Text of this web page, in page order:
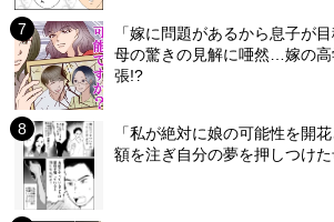
「嫁に問題があるから息子が
母の驚きの見解に唖然…嫁の
張!?
「私が絶対に娘の可能性を開
額を注ぎ自分の夢を押しつけ